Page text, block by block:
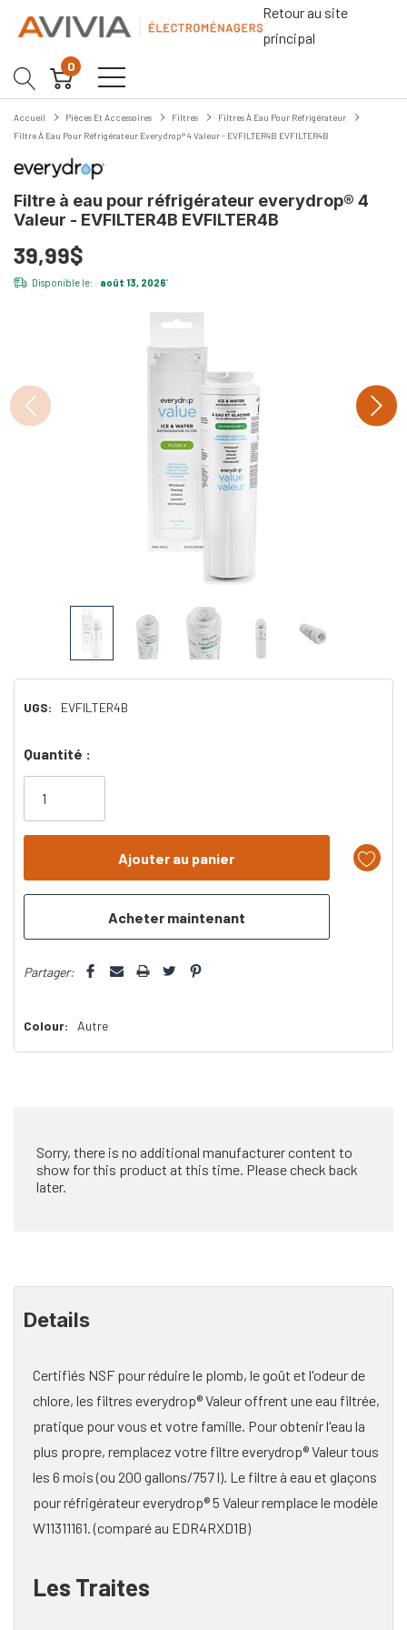
Retour au site
principal
0
Accueil Pièces Et Accessoires Filtres
Filtres À Eau Pour Réfrigérateur
Filtre À Eau Pour Réfrigérateur Everydrop® 4 Valeur - EVFILTER4B EVFILTER4B
Filtre à eau pour réfrigérateur everydrop® 4
Valeur - EVFILTER4B EVFILTER4B
39,99$
Disponible le: août 13, 2026*
UGS: EVFILTER4B
Dépêchez-
vous!
plus
Quantité :
Partager:
Colour: Autre
Sorry, there is no additional manufacturer content to
show for this product at this time. Please check back
later.
Details
Certifiés NSF pour réduire le plomb, le goût et l'odeur de
chlore, les filtres everydrop® Valeur offrent une eau filtrée,
pratique pour vous et votre famille. Pour obtenir l'eau la
plus propre, remplacez votre filtre everydrop® Valeur tous
les 6 mois (ou 200 gallons/757 l). Le filtre à eau et glaçons
pour réfrigérateur everydrop® 5 Valeur remplace le modèle
W11311161. (comparé au EDR4RXD1B)
Les Traites